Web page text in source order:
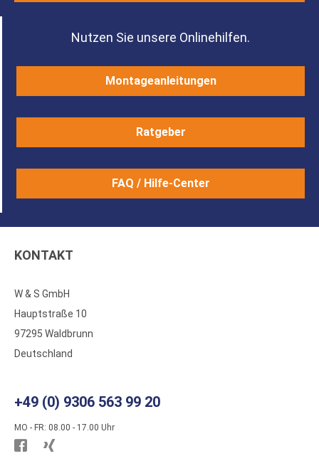
Nutzen Sie unsere Onlinehilfen.
Montageanleitungen
Ratgeber
FAQ / Hilfe-Center
KONTAKT
W & S GmbH
Hauptstraße 10
97295 Waldbrunn
Deutschland
+49 (0) 9306 563 99 20
MO - FR: 08.00 - 17.00 Uhr
Besuchen